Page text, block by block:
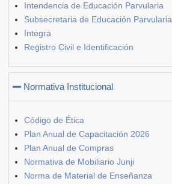
Intendencia de Educación Parvularia
Subsecretaria de Educación Parvularia
Integra
Registro Civil e Identificación
Normativa Institucional
Código de Ética
Plan Anual de Capacitación 2026
Plan Anual de Compras
Normativa de Mobiliario Junji
Norma de Material de Enseñanza